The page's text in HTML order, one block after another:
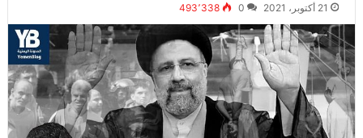
21 أكتوبر، 2021 0 493٬338